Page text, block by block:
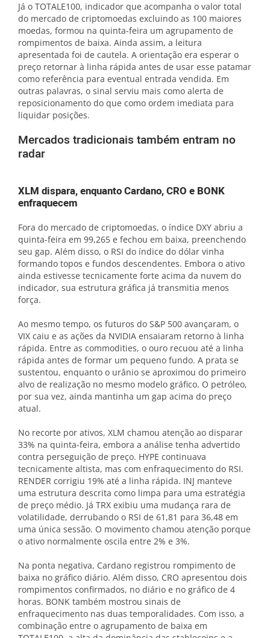
Já o TOTALE100, indicador que acompanha o valor total
do mercado de criptomoedas excluindo as 100 maiores
moedas, formou na quinta-feira um agrupamento de
rompimentos de baixa. Ainda assim, a leitura
apresentada foi de cautela. A orientação era esperar o
preço retornar à linha rápida antes de usar esse patamar
como referência para eventual entrada vendida. Em
outras palavras, o sinal serviu mais como alerta de
reposicionamento do que como ordem imediata para
liquidar posições.
Mercados tradicionais também entram no
radar
XLM dispara, enquanto Cardano, CRO e BONK
enfraquecem
Fora do mercado de criptomoedas, o índice DXY abriu a
quinta-feira em 99,265 e fechou em baixa, preenchendo
seu gap. Além disso, o RSI do índice do dólar vinha
formando topos e fundos descendentes. Embora o ativo
ainda estivesse tecnicamente forte acima da nuvem do
indicador, sua estrutura gráfica já transmitia menos
força.
Ao mesmo tempo, os futuros do S&P 500 avançaram, o
VIX caiu e as ações da NVIDIA ensaiaram retorno à linha
rápida. Entre as commodities, o ouro recuou até a linha
rápida antes de formar um pequeno fundo. A prata se
sustentou, enquanto o urânio se aproximou do primeiro
alvo de realização no mesmo modelo gráfico. O petróleo,
por sua vez, ainda mantinha um gap acima do preço
atual.
No recorte por ativos, XLM chamou atenção ao disparar
33% na quinta-feira, embora a análise tenha advertido
contra perseguição de preço. HYPE continuava
tecnicamente altista, mas com enfraquecimento do RSI.
RENDER corrigiu 19% até a linha rápida. INJ manteve
uma estrutura descrita como limpa para uma estratégia
de preço médio. Já TRX exibiu uma mudança rara de
volatilidade, derrubando o RSI de 61,81 para 36,48 em
uma única sessão. O movimento chamou atenção porque
o ativo normalmente oscila entre 2% e 3%.
Na ponta negativa, Cardano registrou rompimento de
baixa no gráfico diário. Além disso, CRO apresentou dois
rompimentos confirmados, no diário e no gráfico de 4
horas. BONK também mostrou sinais de
enfraquecimento nas duas temporalidades. Com isso, a
combinação entre o agrupamento de baixa em